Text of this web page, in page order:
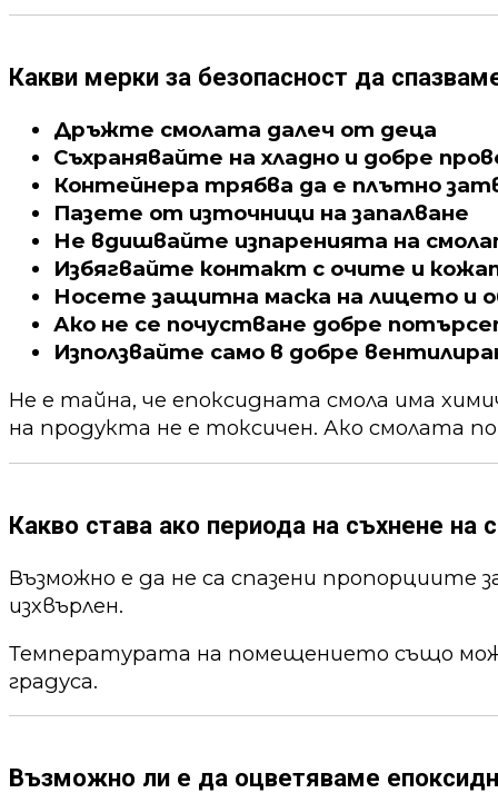
Какви мерки за безопасност да
Дръжте смолата далеч от деца
Съхранявайте на хладно и добре
Контейнера трябва да е плътно
Пазете от източници на запалване
Не вдишвайте изпаренията на
Избягвайте контакт с очите и
Носете защитна маска на лицето и
Ако не се почустване добре
Използвайте само в добре
Не е тайна, че епоксидната смола има
на продукта не е токсичен. Ако смолата
Какво става ако периода на съхнене
Възможно е да не са спазени пропорциите
изхвърлен.
Температурата на помещението също
градуса.
Възможно ли е да оцветяваме